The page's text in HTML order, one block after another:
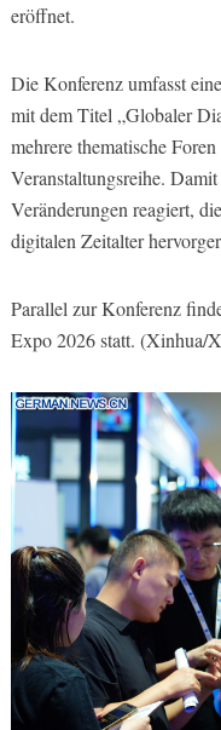
eröffnet.
Die Konferenz umfasst
mit dem Titel „Globaler
mehrere thematische
Veranstaltungsreihe.
Veränderungen reagiert,
digitalen Zeitalter
Parallel zur Konferenz
Expo 2026 statt. (Xinhua/